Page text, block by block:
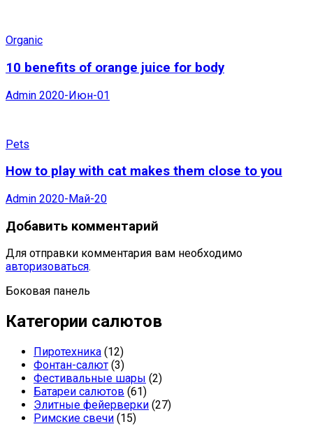
Organic
10 benefits of orange juice for body
Admin 2020-Июн-01
Pets
How to play with cat makes them close to you
Admin 2020-Май-20
Добавить комментарий
Для отправки комментария вам необходимо
авторизоваться.
Боковая панель
Категории салютов
Пиротехника (12)
Фонтан-салют (3)
Фестивальные шары (2)
Батареи салютов (61)
Элитные фейерверки (27)
Римские свечи (15)